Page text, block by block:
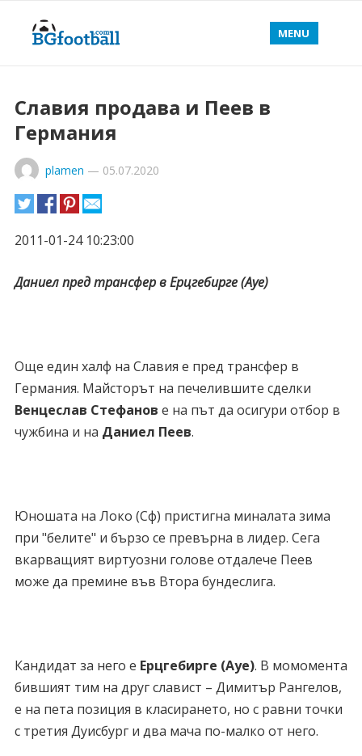
MENU
Славия продава и Пеев в
Германия
plamen — 05.07.2020
2011-01-24 10:23:00
Даниел пред трансфер в Ерцгебирге (Ауе)
Още един халф на Славия е пред трансфер в
Германия. Майсторът на печелившите сделки
Венцеслав Стефанов е на път да осигури отбор в
чужбина и на Даниел Пеев.
Юношата на Локо (Сф) пристигна миналата зима
при "белите" и бързо се превърна в лидер. Сега
вкарващият виртуозни голове отдалече Пеев
може да премине във Втора бундеслига.
Кандидат за него е Ерцгебирге (Ауе). В момомента
бившият тим на друг славист – Димитър Рангелов,
е на пета позиция в класирането, но с равни точки
с третия Дуисбург и два мача по-малко от него.